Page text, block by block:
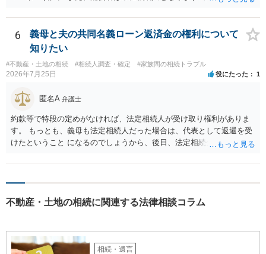
も相続権があります。つまり、孫５人に加えて「おじ又はおば」にも
相続権がある可能性があります。
6
義母と夫の共同名義ローン返済金の権利について
知りたい
#不動産・土地の相続 #相続人調査・確定 #家族間の相続トラブル
2026年7月25日 役にたった 1
匿名A 弁護士
約款等で特段の定めがなければ、法定相続人が受け取り権利がありま
す。 もっとも、義母も法定相続人だった場合は、代表として返還を受
けたということ になるのでしょうから、後日、法定相続分に基づいて
不動産・土地の相続に関連する法律相談コラム
相続・遺言